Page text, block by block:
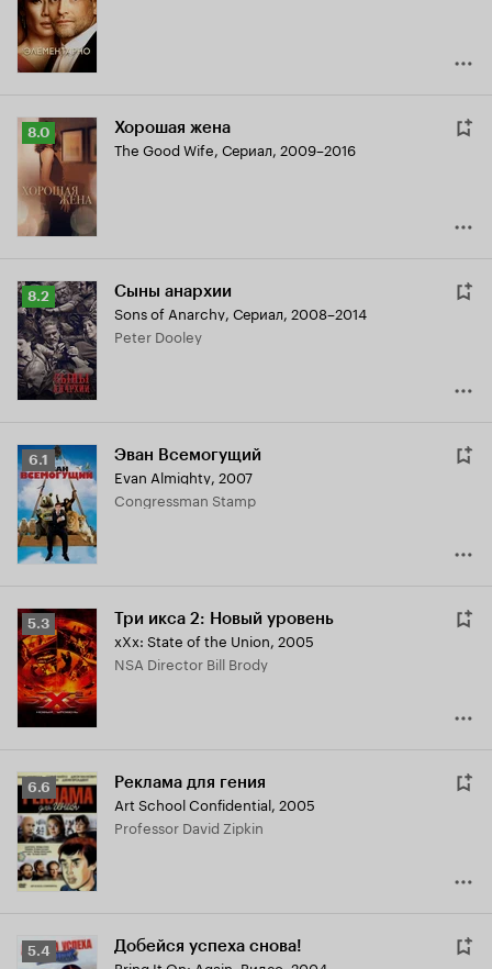
7.6
Рейтинг
Кинопоиска
8.0
8.0 Хорошая жена
The Good Wife, Сериал, 2009–2016
Рейтинг
Кинопоиска
8.2
8.2 Сыны анархии
Sons of Anarchy, Сериал, 2008–2014
Peter Dooley
Рейтинг
Кинопоиска
6.1
6.1 Эван Всемогущий
Evan Almighty, 2007
Congressman Stamp
Рейтинг
Кинопоиска
5.3
5.3 Три икса 2: Новый уровень
xXx: State of the Union, 2005
NSA Director Bill Brody
Рейтинг
Кинопоиска
6.6
6.6 Реклама для гения
Art School Confidential, 2005
Professor David Zipkin
Рейтинг
5.4 Добейся успеха снова!